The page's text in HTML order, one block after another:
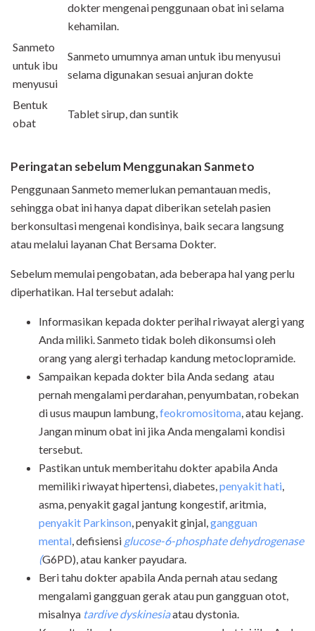
dokter mengenai penggunaan obat ini selama
kehamilan.
Sanmeto
untuk ibu
menyusui
Sanmeto umumnya aman untuk ibu menyusui
selama digunakan sesuai anjuran dokte
Bentuk
obat
Tablet sirup, dan suntik
Peringatan sebelum Menggunakan Sanmeto
Penggunaan Sanmeto memerlukan pemantauan medis,
sehingga obat ini hanya dapat diberikan setelah pasien
berkonsultasi mengenai kondisinya, baik secara langsung
atau melalui layanan Chat Bersama Dokter.
Sebelum memulai pengobatan, ada beberapa hal yang perlu
diperhatikan. Hal tersebut adalah:
Informasikan kepada dokter perihal riwayat alergi yang
Anda miliki. Sanmeto tidak boleh dikonsumsi oleh
orang yang alergi terhadap kandung metoclopramide.
Sampaikan kepada dokter bila Anda sedang atau
pernah mengalami perdarahan, penyumbatan, robekan
di usus maupun lambung,feokromositoma, atau kejang.
Jangan minum obat ini jika Anda mengalami kondisi
tersebut.
Pastikan untuk memberitahu dokter apabila Anda
memiliki riwayat hipertensi, diabetes,penyakit hati,
asma, penyakit gagal jantung kongestif, aritmia,
penyakit Parkinson, penyakit ginjal,gangguan
mental,defisiensi glucose-6-phosphate dehydrogenase
(G6PD), atau kanker payudara.
Beri tahu dokter apabila Anda pernah atau sedang
mengalami gangguan gerak atau pun gangguan otot,
misalnya tardive dyskinesiaatau dystonia.